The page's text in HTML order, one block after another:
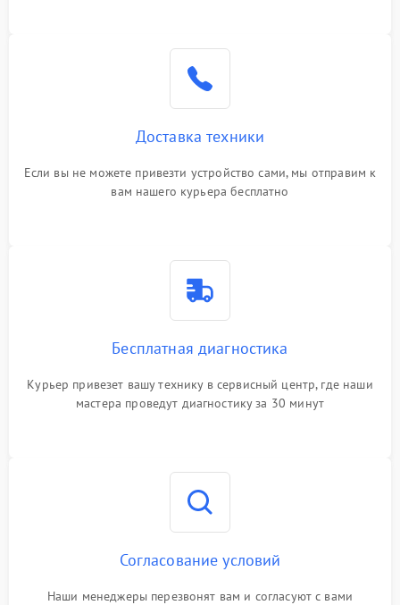
Доставка техники
Если вы не можете привезти устройство сами, мы отправим к
вам нашего курьера бесплатно
Бесплатная диагностика
Курьер привезет вашу технику в сервисный центр, где наши
мастера проведут диагностику за 30 минут
Согласование условий
Наши менеджеры перезвонят вам и согласуют с вами